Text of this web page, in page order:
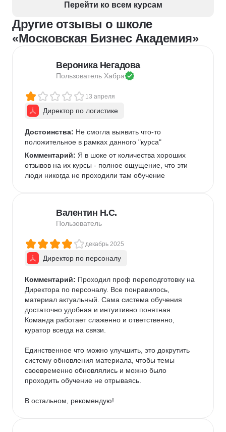
Управление персоналом
Employee Journey Map
Подбор специалистов
Перейти ко всем курсам
Другие отзывы о школе
«Московская Бизнес Академия»
Вероника Негадова
Пользователь Хабра
13 апреля
Директор по логистике
Достоинства: Не смогла выявить что-то
положительное в рамках данного "курса"
Комментарий: Я в шоке от количества хороших
отзывов на их курсы - полное ощущение, что эти
люди никогда не проходили там обучение
Валентин Н.С.
Пользователь
декабрь 2025
Директор по персоналу
Комментарий: Проходил проф переподготовку на
Директора по персоналу. Все понравилось,
материал актуальный. Сама система обучения
достаточно удобная и интуитивно понятная.
Команда работает слаженно и ответственно,
куратор всегда на связи.
Единственное что можно улучшить, это докрутить
систему обновления материала, чтобы темы
своевременно обновлялись и можно было
проходить обучение не отрываясь.
В остальном, рекомендую!